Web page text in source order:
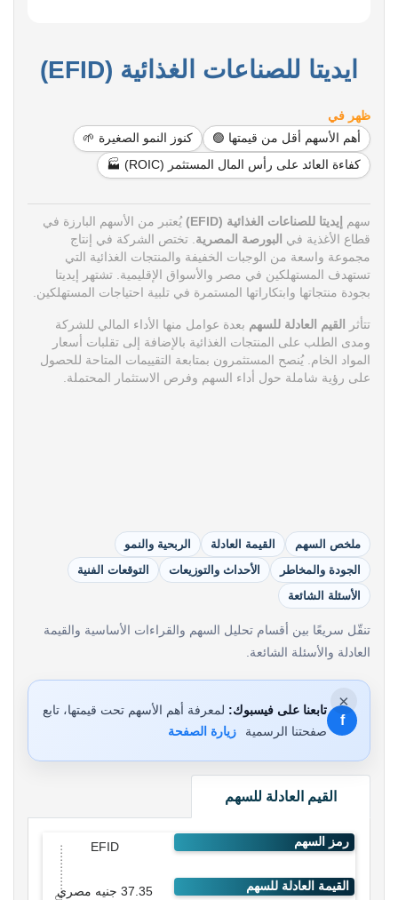
ايديتا للصناعات الغذائية (EFID)
ظهر في
أهم الأسهم أقل من قيمتها 🟢
كنوز النمو الصغيرة 🌱
كفاءة العائد على رأس المال المستثمر (ROIC) 🏭
سهم إيديتا للصناعات الغذائية (EFID)
يُعتبر من الأسهم البارزة في
قطاع الأغذية في البورصة المصرية. تختص الشركة في إنتاج
مجموعة واسعة من الوجبات الخفيفة والمنتجات الغذائية التي
تستهدف المستهلكين في مصر والأسواق الإقليمية. تشتهر إيديتا
بجودة منتجاتها وابتكاراتها المستمرة في تلبية احتياجات المستهلكين.
تتأثر القيم العادلة للسهم بعدة عوامل منها الأداء المالي للشركة
ومدى الطلب على المنتجات الغذائية بالإضافة إلى تقلبات أسعار
المواد الخام. يُنصح المستثمرون بمتابعة التقييمات المتاحة للحصول
على رؤية شاملة حول أداء السهم وفرص الاستثمار المحتملة.
ملخص السهم القيمة العادلة
الربحية والنمو
الجودة والمخاطر
الأحداث والتوزيعات
التوقعات الفنية
الأسئلة الشائعة
تنقّل سريعًا بين أقسام تحليل السهم والقراءات الأساسية والقيمة
العادلة والأسئلة الشائعة.
×
f
تابعنا على فيسبوك: لمعرفة أهم الأسهم تحت قيمتها، تابع
صفحتنا الرسمية
زيارة الصفحة
القيم العادلة للسهم
EFID
37.35 جنيه مصري